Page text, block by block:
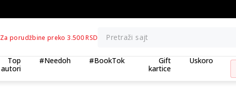
Za porudžbine preko 3.500 RSD Pretraži sajt
Top
autori
#Needoh #BookTok
Gift
kartice
Uskoro